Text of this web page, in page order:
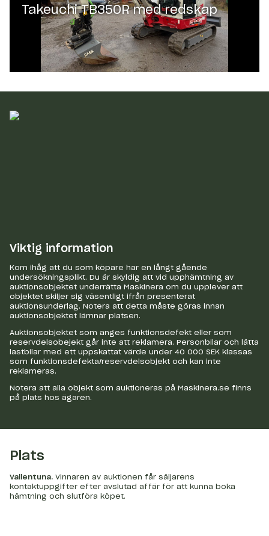
Takeuchi TB350R med redskap
Viktig information
Kom ihåg att du som köpare har en långt gående
undersökningsplikt. Du är skyldig att vid upphämtning av
auktionsobjektet underrätta Maskinera om du upplever att
objektet skiljer sig väsentligt ifrån presenterat
auktionsunderlag. Notera att detta måste göras innan
auktionsobjektet lämnar platsen.
Auktionsobjektet som anges funktionsdefekt eller som
reservdelsobejekt går inte att reklamera. Personbilar och lätta
lastbilar med ett uppskattat värde under 40 000 SEK klassas
som funktionsdefekta/reservdelsobjekt och kan inte
reklameras.
Notera att alla objekt som auktioneras på Maskinera.se finns
på plats hos ägaren.
Plats
Vallentuna. Vinnaren av auktionen får säljarens
kontaktuppgifter efter avslutad affär för att kunna boka
hämtning och slutföra köpet.